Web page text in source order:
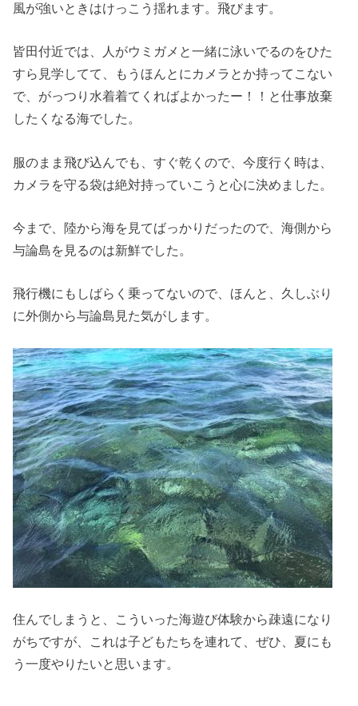
風が強いときはけっこう揺れます。飛びます。
皆田付近では、人がウミガメと一緒に泳いでるのをひた
すら見学してて、もうほんとにカメラとか持ってこない
で、がっつり水着着てくればよかったー！！と仕事放棄
したくなる海でした。
服のまま飛び込んでも、すぐ乾くので、今度行く時は、
カメラを守る袋は絶対持っていこうと心に決めました。
今まで、陸から海を見てばっかりだったので、海側から
与論島を見るのは新鮮でした。
飛行機にもしばらく乗ってないので、ほんと、久しぶり
に外側から与論島見た気がします。
住んでしまうと、こういった海遊び体験から疎遠になり
がちですが、これは子どもたちを連れて、ぜひ、夏にも
う一度やりたいと思います。